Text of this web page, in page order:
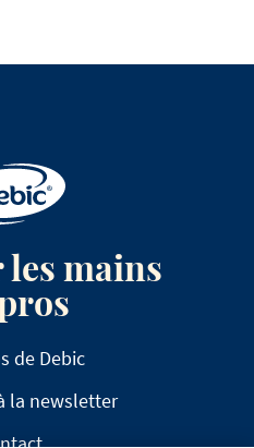
mains
de Debic
la newsletter